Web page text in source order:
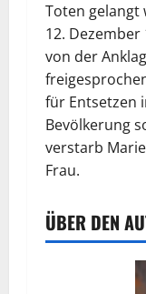
Toten gelangt
12. Dezember
von der
für Entsetzen
Bevölkerung
verstarb
Frau.
ÜBER DEN